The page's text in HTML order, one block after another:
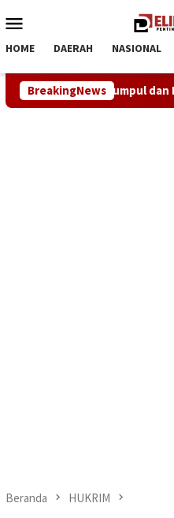
ke
Mobile
HOME DAERAH NASIONAL
BreakingNews
Bersantai Indoor dan Outdoor
Beranda HUKRIM